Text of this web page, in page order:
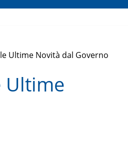
Ultime Novità dal Governo
Ultime